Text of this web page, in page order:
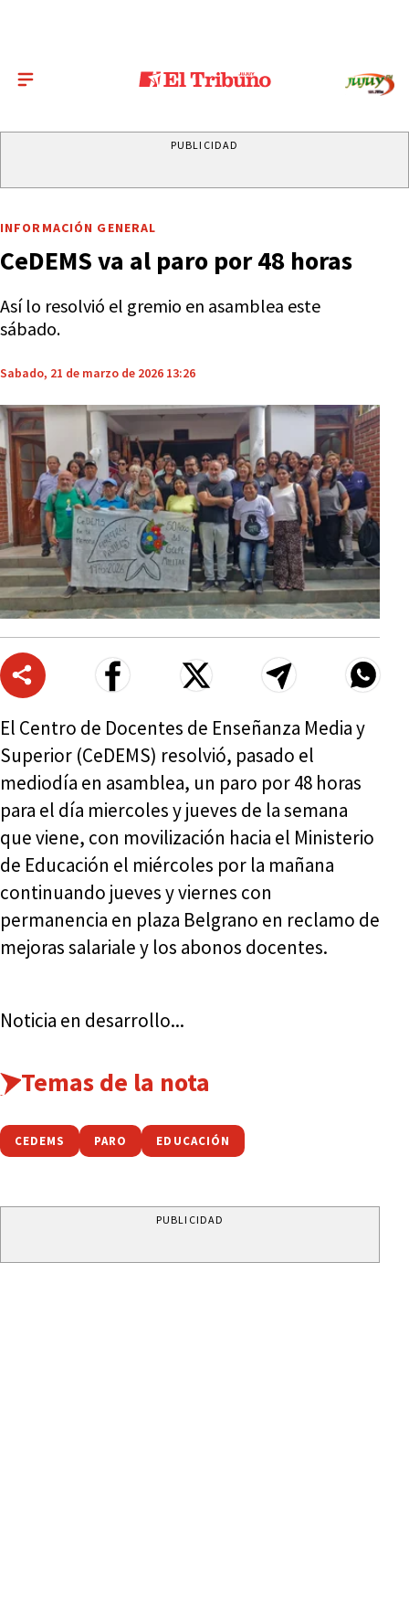
PUBLICIDAD
INFORMACIÓN GENERAL
CeDEMS va al paro por 48 horas
Así lo resolvió el gremio en asamblea este
sábado.
Sabado, 21 de marzo de 2026 13:26
El Centro de Docentes de Enseñanza Media y
Superior (CeDEMS) resolvió, pasado el
mediodía en asamblea, un paro por 48 horas
para el día miercoles y jueves de la semana
que viene, con movilización hacia el Ministerio
de Educación el miércoles por la mañana
continuando jueves y viernes con
permanencia en plaza Belgrano en reclamo de
mejoras salariale y los abonos docentes.
Noticia en desarrollo...
Temas de la nota
CEDEMS PARO EDUCACIÓN
PUBLICIDAD